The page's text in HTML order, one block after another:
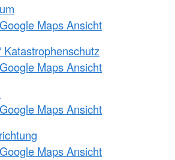
Maps Ansicht
Katastrophenschutz
Maps Ansicht
Maps Ansicht
Maps Ansicht